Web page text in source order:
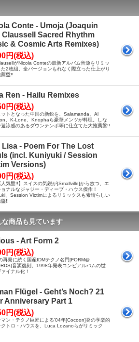
Conte - Umoja (Joaquin
Claussell Sacred Rhythm
& Cosmic Arts Remixes)
円(税込)
がNicola Conteの最新アルバム音源をリミッ
た2枚組。全バージョンもれなく際立った仕上がり
盤!!
Ren - Hailu Remixes
円(税込)
ットとなった中国の新鋭を、Salamanda、Al
、K-Lone、Knophaら豪華メンツが料理。しな
泳感のあるダウンテンポ等に仕立てた大推薦盤!!
Lisa - Poem For The Lost
(incl. Kuniyuki / Session
Versions)
円(税込)
人気盤!!】スイスの気鋭が[Smallville]から放つ、エ
ナルなジャジー・ディープ・ハウス傑作！
、Session Victimによるリミックスも素晴らしい
盤!!
商品も見ています
- Art Form 2
円(税込)
再発に続く国産IDMテクノ名門[FORM@
音源復刻。1998年発表コンピアルバムの世
イナル化！
Flügel - Geht’s Noch? 21
Anniversary Part 1
円(税込)
マン・テクノ巨匠による’04年[Cocoon]発の享楽的
クトロ・ハウスを、Luca Lozanoらがリミック